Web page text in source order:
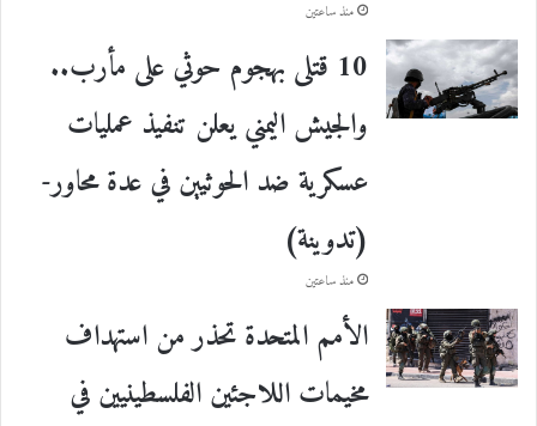
منذ ساعتين
10 قتلى بهجوم حوثي على مأرب..
والجيش اليمني يعلن تنفيذ عمليات
عسكرية ضد الحوثيين في عدة محاور-
(تدوينة)
منذ ساعتين
الأمم المتحدة تحذر من استهداف
مخيمات اللاجئين الفلسطينيين في